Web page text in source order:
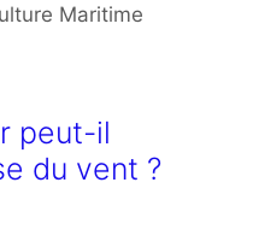
Maritime
peut-il
du vent ?